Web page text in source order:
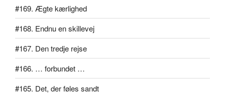
#169. Ægte kærlighed
#168. Endnu en skillevej
#167. Den tredje rejse
#166. … forbundet …
#165. Det, der føles sandt